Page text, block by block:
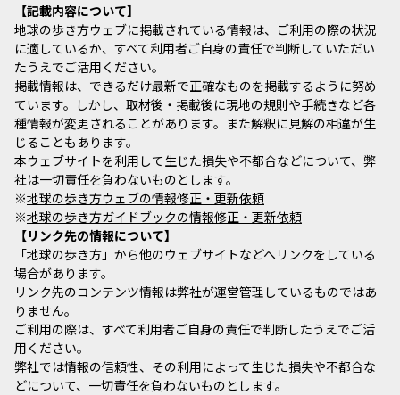
記載内容について
地球の歩き方ウェブに掲載されている情報は、ご利用の際の状況
に適しているか、すべて利用者ご自身の責任で判断していただい
たうえでご活用ください。
掲載情報は、できるだけ最新で正確なものを掲載するように努め
ています。しかし、取材後・掲載後に現地の規則や手続きなど各
種情報が変更されることがあります。また解釈に見解の相違が生
じることもあります。
本ウェブサイトを利用して生じた損失や不都合などについて、弊
社は一切責任を負わないものとします。
※地球の歩き方ウェブの情報修正・更新依頼
※地球の歩き方ガイドブックの情報修正・更新依頼
リンク先の情報について
「地球の歩き方」から他のウェブサイトなどへリンクをしている
場合があります。
リンク先のコンテンツ情報は弊社が運営管理しているものではあ
りません。
ご利用の際は、すべて利用者ご自身の責任で判断したうえでご活
用ください。
弊社では情報の信頼性、その利用によって生じた損失や不都合な
どについて、一切責任を負わないものとします。